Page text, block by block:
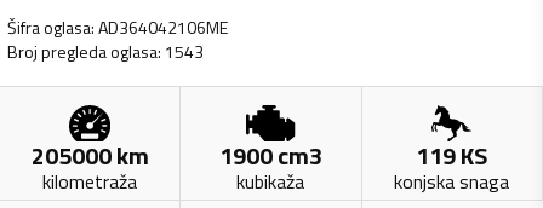
Šifra oglasa:AD364042106ME
Broj pregleda oglasa: 1543
205000km
kilometraža
1900cm3
kubikaža
119KS
konjska snaga